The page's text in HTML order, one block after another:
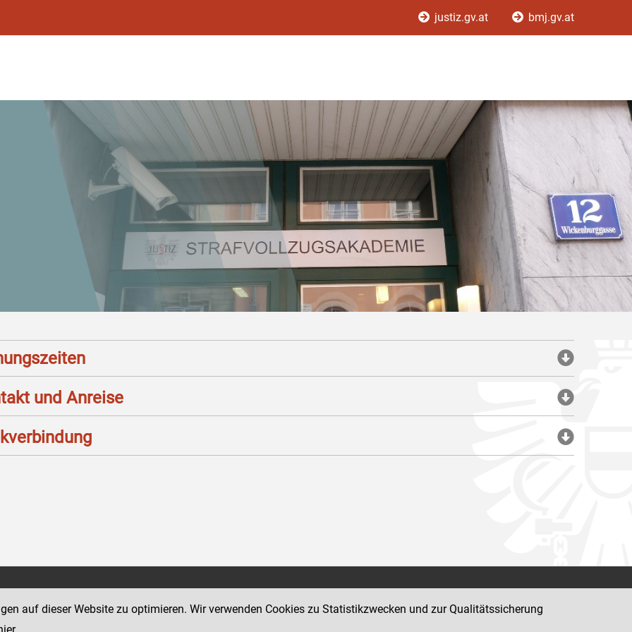
justiz.gv.at bmj.gv.at
und Anreise
12
der Justiz und des BMJ
Impressum
auf dieser Website zu optimieren. Wir verwenden Cookies zu Statistikzwecken und zur Qualitätssicherung